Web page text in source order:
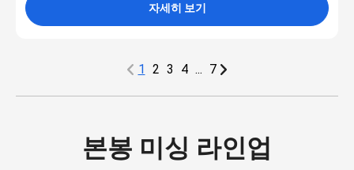
자세히 보기
1 2 3 4 ... 7
본봉 미싱 라인업